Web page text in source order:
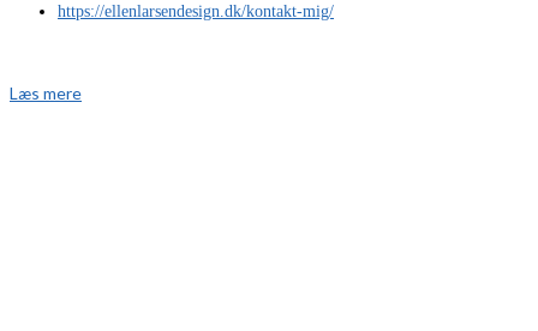
https://ellenlarsendesign.dk/kontakt-mig/
Læs mere